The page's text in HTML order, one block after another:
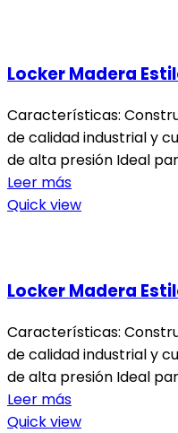
Locker Madera
Características:
de calidad industrial y
de alta presión Ideal
Leer más
Quick view
Locker Madera
Características:
de calidad industrial y
de alta presión Ideal
Leer más
Quick view